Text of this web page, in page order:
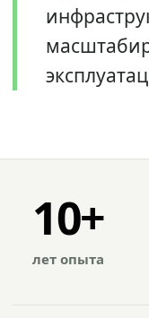
10+
лет опыта